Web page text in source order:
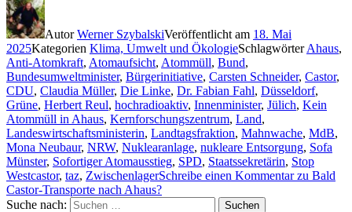
AutorWerner SzybalskiVeröffentlicht am 18. Mai
2025Kategorien Klima, Umwelt und ÖkologieSchlagwörterAhaus,
Anti-Atomkraft, Atomaufsicht, Atommüll, Bund,
Bundesumweltminister, Bürgerinitiative, Carsten Schneider, Castor,
CDU, Claudia Müller, Die Linke, Dr. Fabian Fahl, Düsseldorf,
Grüne, Herbert Reul, hochradioaktiv, Innenminister, Jülich, Kein
Atommüll in Ahaus, Kernforschungszentrum, Land,
Landeswirtschaftsministerin, Landtagsfraktion, Mahnwache, MdB,
Mona Neubaur, NRW, Nuklearanlage, nukleare Entsorgung, Sofa
Münster, Sofortiger Atomausstieg, SPD, Staatssekretärin, Stop
Westcastor, taz, ZwischenlagerSchreibe einen Kommentarzu Bald
Castor-Transporte nach Ahaus?
Suche nach:
Suchen